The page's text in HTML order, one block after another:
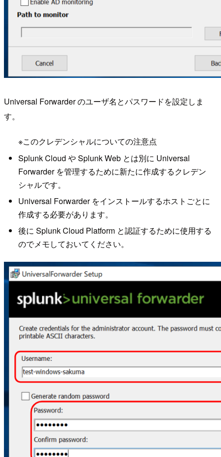
Universal Forwarder のユーザ名とパスワードを設定しま
す。
※このクレデンシャルについての注意点
Splunk Cloud や Splunk Web とは別に Universal
Forwarder を管理するために新たに作成するクレデン
シャルです。
Universal Forwarder をインストールするホストごとに
作成する必要があります。
後に Splunk Cloud Platform と認証するために使用する
のでメモしておいてください。